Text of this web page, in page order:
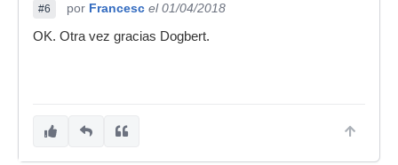
#6 por Francesc el 01/04/2018
OK. Otra vez gracias Dogbert.